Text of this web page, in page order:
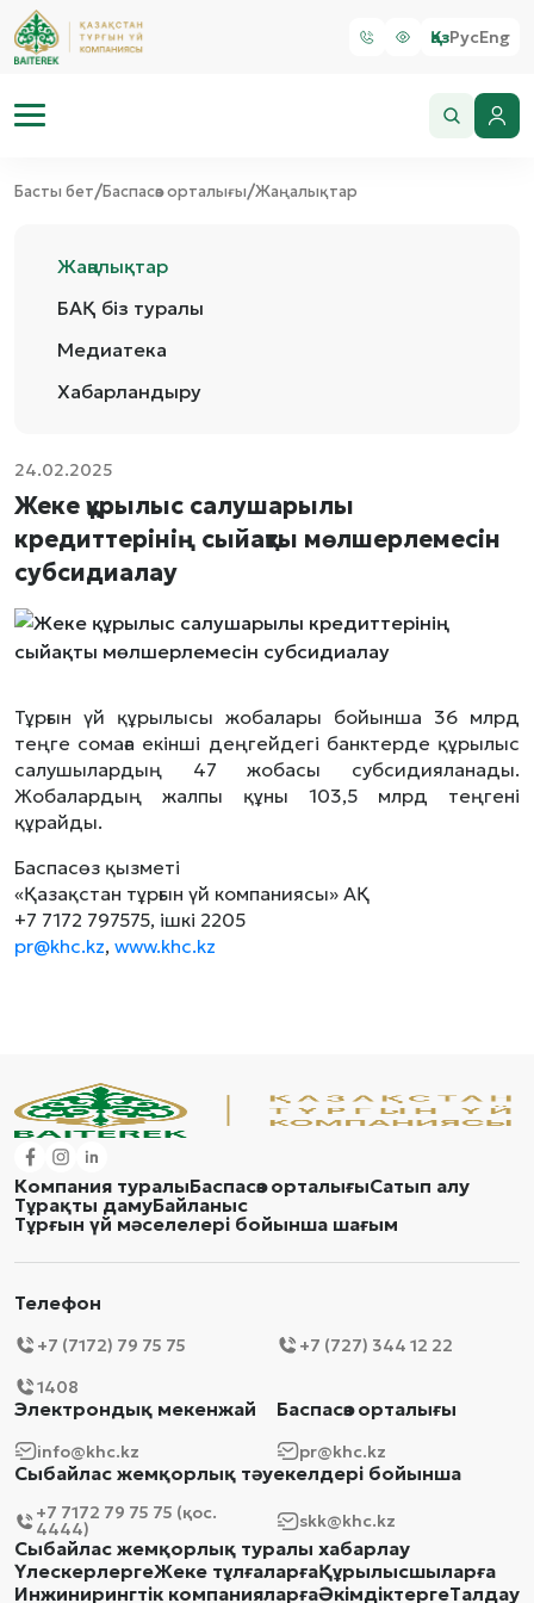
ҚазРусEng
Басты бет/Баспасөз орталығы/Жаңалықтар
Жаңалықтар
БАҚ біз туралы
Медиатека
Хабарландыру
24.02.2025
Жеке құрылыс салушарылы
кредиттерінің сыйақты мөлшерлемесін
субсидиалау
Тұрғын үй құрылысы жобалары бойынша 36 млрд
теңге сомаға екінші деңгейдегі банктерде құрылыс
салушылардың 47 жобасы субсидияланады.
Жобалардың жалпы құны 103,5 млрд теңгені
құрайды.
Баспасөз қызметі
«Қазақстан тұрғын үй компаниясы» АҚ
+7 7172 797575, ішкі 2205
pr@khc.kz, www.khc.kz
Компания туралыБаспасөз орталығыСатып алу
Тұрақты дамуБайланыс
Тұрғын үй мәселелері бойынша шағым
Телефон
+7 (7172) 79 75 75
+7 (727) 344 12 22
1408
Электрондық мекенжай
info@khc.kz
Баспасөз орталығы
pr@khc.kz
Сыбайлас жемқорлық тәуекелдері бойынша
+7 7172 79 75 75 (қос.
4444) skk@khc.kz
Сыбайлас жемқорлық туралы хабарлау
ҮлескерлергеЖеке тұлғаларғаҚұрылысшыларға
Инжинирингтік компанияларғаӘкімдіктергеТалдау